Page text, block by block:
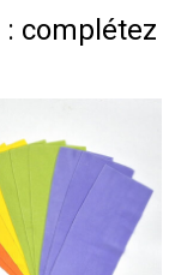
: complétez